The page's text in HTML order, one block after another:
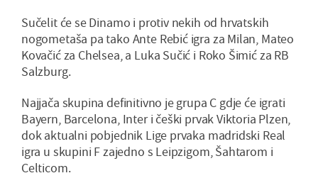
Sučelit će se Dinamo i protiv nekih od hrvatskih
nogometaša pa tako Ante Rebić igra za Milan, Mateo
Kovačić za Chelsea, a Luka Sučić i Roko Šimić za RB
Salzburg.
Najjača skupina definitivno je grupa C gdje će igrati
Bayern, Barcelona, Inter i češki prvak Viktoria Plzen,
dok aktualni pobjednik Lige prvaka madridski Real
igra u skupini F zajedno s Leipzigom, Šahtarom i
Celticom.